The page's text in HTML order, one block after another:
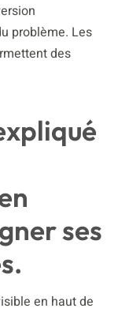
problème. Les
des
ses
en haut de